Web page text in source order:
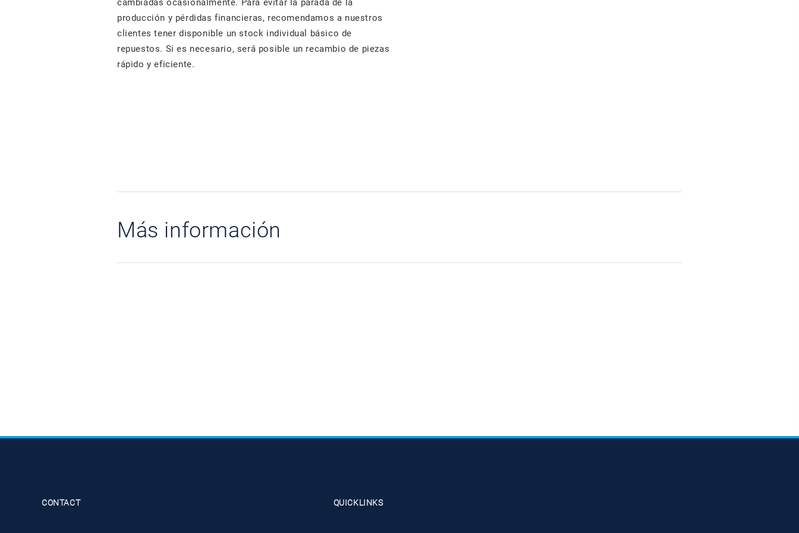
cambiadas ocasionalmente. Para evitar la parada de la
producción y pérdidas financieras, recomendamos a nuestros
clientes tener disponible un stock individual básico de
repuestos. Si es necesario, será posible un recambio de piezas
rápido y eficiente.
Más información
CONTACT QUICKLINKS